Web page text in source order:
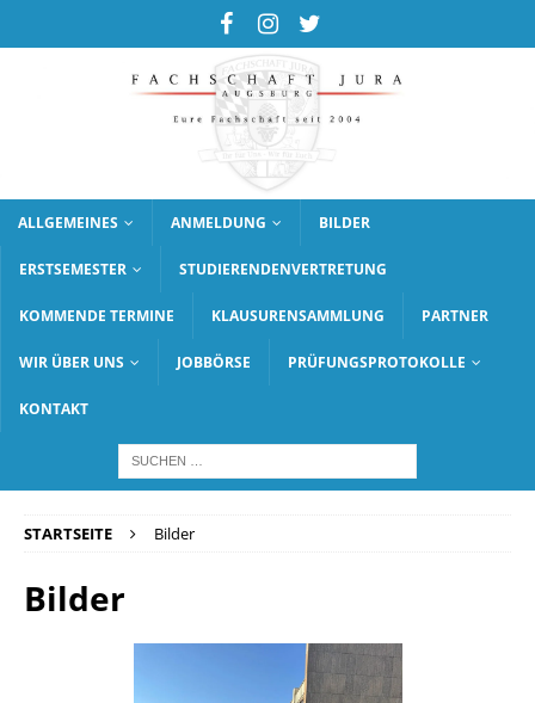
ALLGEMEINES ANMELDUNG BILDER
ERSTSEMESTER STUDIERENDENVERTRETUNG
KOMMENDE TERMINE KLAUSURENSAMMLUNG PARTNER
WIR ÜBER UNS JOBBÖRSE PRÜFUNGSPROTOKOLLE
KONTAKT
STARTSEITE Bilder
Bilder